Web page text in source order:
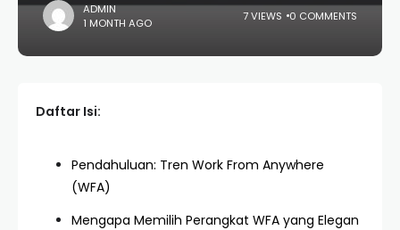
ADMIN
1 MONTH AGO
7 VIEWS 0 COMMENTS
Daftar Isi:
Pendahuluan: Tren Work From Anywhere
(WFA)
Mengapa Memilih Perangkat WFA yang Elegan